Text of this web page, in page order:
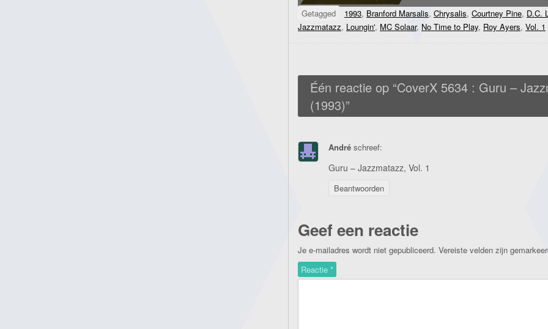
Getagged 1993, Branford Marsalis, Chrysalis, Courtney Pine, D.C.
Jazzmatazz, Loungin', MC Solaar, No Time to Play, Roy Ayers, Vol. 1
Één reactie op “CoverX 5634 : Guru –
(1993)”
André schreef:
Guru – Jazzmatazz, Vol. 1
Beantwoorden
Geef een reactie
Je e-mailadres wordt niet gepubliceerd. Vereiste velden zijn
Reactie *